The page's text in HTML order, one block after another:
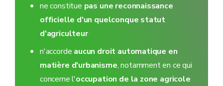
ne constitue pas une reconnaissance
officielle d'un quelconque statut
d'agriculteur
n'accorde aucun droit automatique en
matière d'urbanisme, notamment en ce qui
concerne l'occupation de la zone agricole